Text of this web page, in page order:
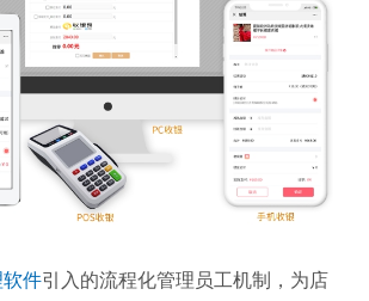
软件引入的流程化管理员工机制，为店